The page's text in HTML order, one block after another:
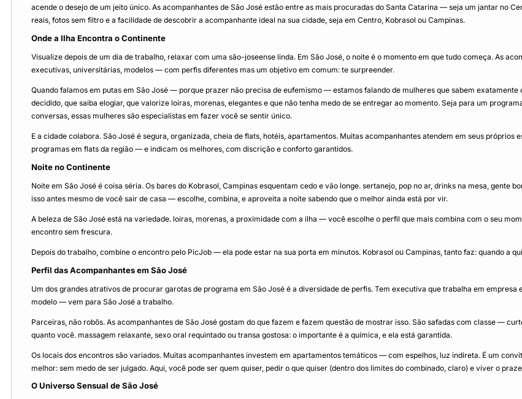
acende o desejo de um jeito único. As acompanhantes de São José estão entre as mais procuradas do Santa Catarina — seja um jantar no
reais, fotos sem filtro e a facilidade de descobrir a acompanhante ideal na sua cidade, seja em Centro, Kobrasol ou Campinas.
Onde a Ilha Encontra o Continente
Visualize depois de um dia de trabalho, relaxar com uma são-joseense linda. Em São José, o noite é o momento em que tudo começa. As
executivas, universitárias, modelos — com perfis diferentes mas um objetivo em comum: te surpreender.
Quando falamos em putas em São José — porque prazer não precisa de eufemismo — estamos falando de mulheres que sabem
decidido, que saiba elogiar, que valorize loiras, morenas, elegantes e que não tenha medo de se entregar ao momento. Seja para um
conversas, essas mulheres são especialistas em fazer você se sentir único.
E a cidade colabora. São José é segura, organizada, cheia de flats, hotéis, apartamentos. Muitas acompanhantes atendem em seus
programas em flats da região — e indicam os melhores, com discrição e conforto garantidos.
Noite no Continente
Noite em São José é coisa séria. Os bares do Kobrasol, Campinas esquentam cedo e vão longe. sertanejo, pop no ar, drinks na mesa, gente
isso antes mesmo de você sair de casa — escolhe, combina, e aproveita a noite sabendo que o melhor ainda está por vir.
A beleza de São José está na variedade. loiras, morenas, a proximidade com a ilha — você escolhe o perfil que mais combina com o seu
encontro sem frescura.
Depois do trabalho, combine o encontro pelo PicJob — ela pode estar na sua porta em minutos. Kobrasol ou Campinas, tanto faz: quando a
Perfil das Acompanhantes em São José
Um dos grandes atrativos de procurar garotas de programa em São José é a diversidade de perfis. Tem executiva que trabalha em empresa
modelo — vem para São José a trabalho.
Parceiras, não robôs. As acompanhantes de São José gostam do que fazem e fazem questão de mostrar isso. São safadas com classe —
quanto você. massagem relaxante, sexo oral requintado ou transa gostosa: o importante é a química, e ela está garantida.
Os locais dos encontros são variados. Muitas acompanhantes investem em apartamentos temáticos — com espelhos, luz indireta. É um
melhor: sem medo de ser julgado. Aqui, você pode ser quem quiser, pedir o que quiser (dentro dos limites do combinado, claro) e viver o
O Universo Sensual de São José